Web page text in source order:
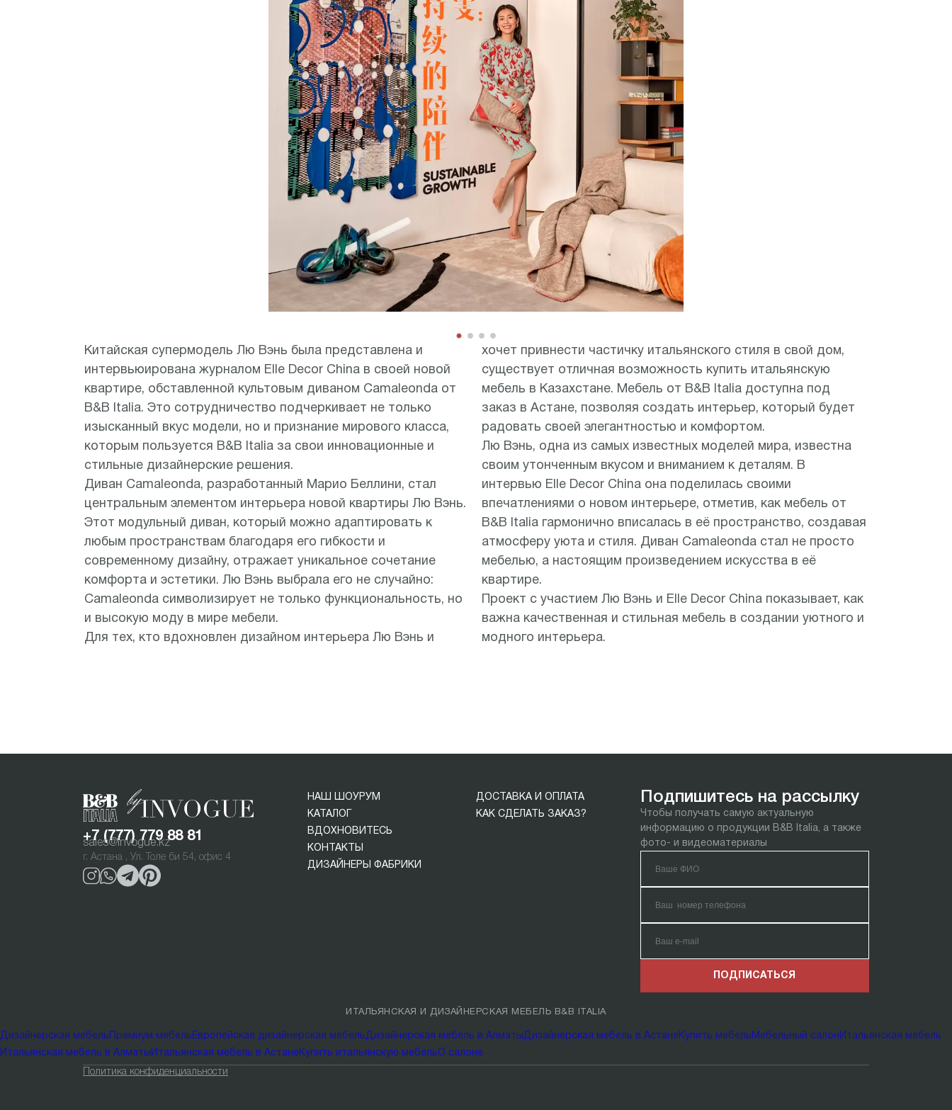
Item
1
of
4
Китайская супермодель Лю Вэнь была представлена и
интервьюирована журналом Elle Decor China в своей новой
квартире, обставленной культовым диваном Camaleonda от
B&B Italia. Это сотрудничество подчеркивает не только
изысканный вкус модели, но и признание мирового класса,
которым пользуется B&B Italia за свои инновационные и
стильные дизайнерские решения.
Диван Camaleonda, разработанный Марио Беллини, стал
центральным элементом интерьера новой квартиры Лю Вэнь.
Этот модульный диван, который можно адаптировать к
любым пространствам благодаря его гибкости и
современному дизайну, отражает уникальное сочетание
комфорта и эстетики. Лю Вэнь выбрала его не случайно:
Camaleonda символизирует не только функциональность, но
и высокую моду в мире мебели.
Для тех, кто вдохновлен дизайном интерьера Лю Вэнь и
хочет привнести частичку итальянского стиля в свой дом,
существует отличная возможность купить итальянскую
мебель в Казахстане. Мебель от B&B Italia доступна под
заказ в Астане, позволяя создать интерьер, который будет
радовать своей элегантностью и комфортом.
Лю Вэнь, одна из самых известных моделей мира, известна
своим утонченным вкусом и вниманием к деталям. В
интервью Elle Decor China она поделилась своими
впечатлениями о новом интерьере, отметив, как мебель от
B&B Italia гармонично вписалась в её пространство, создавая
атмосферу уюта и стиля. Диван Camaleonda стал не просто
мебелью, а настоящим произведением искусства в её
квартире.
Проект с участием Лю Вэнь и Elle Decor China показывает, как
важна качественная и стильная мебель в создании уютного и
модного интерьера.
+7 (777) 779 88 81
sales@invogue.kz
г. Астана , Ул. Толе би 54, офис 4
НАШ ШОУРУМ
КАТАЛОГ
ВДОХНОВИТЕСЬ
КОНТАКТЫ
ДИЗАЙНЕРЫ ФАБРИКИ
ДОСТАВКА И ОПЛАТА
КАК СДЕЛАТЬ ЗАКАЗ?
Подпишитесь на рассылку
Чтобы получать самую актуальную
информацию о продукции B&B Italia, а также
фото- и видеоматериалы
ПОДПИСАТЬСЯ
ИТАЛЬЯНСКАЯ И ДИЗАЙНЕРСКАЯ МЕБЕЛЬ B&B ITALIA
Дизайнерская мебель Премиум мебель Европейская дизайнерская мебельДизайнерская мебель в АлматыДизайнерская мебель в АстанеКупить мебель Мебельный салон Итальянская мебель
Итальянская мебель в Алматы Итальянская мебель в АстанеКупить итальянскую мебельО салоне
Политика конфиденциальности